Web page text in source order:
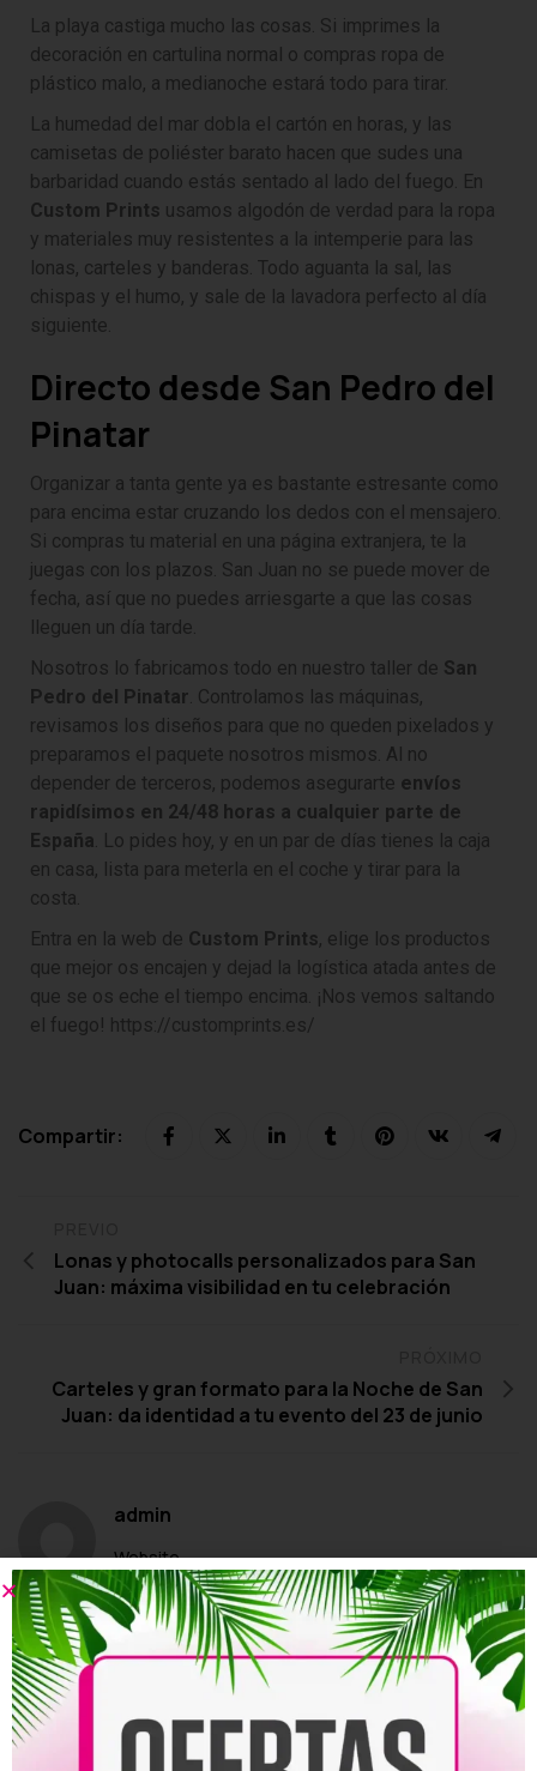
La playa castiga mucho las cosas. Si imprimes la
decoración en cartulina normal o compras ropa de
plástico malo, a medianoche estará todo para tirar.
La humedad del mar dobla el cartón en horas, y las
camisetas de poliéster barato hacen que sudes una
barbaridad cuando estás sentado al lado del fuego. En
Custom Prints usamos algodón de verdad para la ropa
y materiales muy resistentes a la intemperie para las
lonas, carteles y banderas. Todo aguanta la sal, las
chispas y el humo, y sale de la lavadora perfecto al día
siguiente.
Directo desde San Pedro del
Pinatar
Organizar a tanta gente ya es bastante estresante como
para encima estar cruzando los dedos con el mensajero.
Si compras tu material en una página extranjera, te la
juegas con los plazos. San Juan no se puede mover de
fecha, así que no puedes arriesgarte a que las cosas
lleguen un día tarde.
Nosotros lo fabricamos todo en nuestro taller de San
Pedro del Pinatar . Controlamos las máquinas,
revisamos los diseños para que no queden pixelados y
preparamos el paquete nosotros mismos. Al no
depender de terceros, podemos asegurarte envíos
rapidísimos en 24/48 horas a cualquier parte de
España . Lo pides hoy, y en un par de días tienes la caja
en casa, lista para meterla en el coche y tirar para la
costa.
Entra en la web de Custom Prints, elige los productos
que mejor os encajen y dejad la logística atada antes de
que se os eche el tiempo encima. ¡Nos vemos saltando
el fuego! https://customprints.es/
Compartir:
Lonas y photocalls personalizados para San
Juan: máxima visibilidad en tu celebración
Carteles y gran formato para la Noche de San
Juan: da identidad a tu evento del 23 de junio
admin
Website